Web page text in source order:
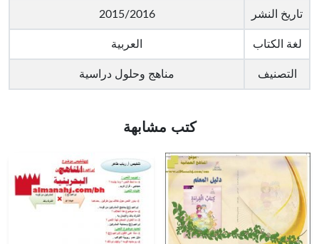
تاريخ النشر 2015/2016
لغة الكتاب العربية
التصنيف مناهج وحلول دراسية
كتب مشابهة